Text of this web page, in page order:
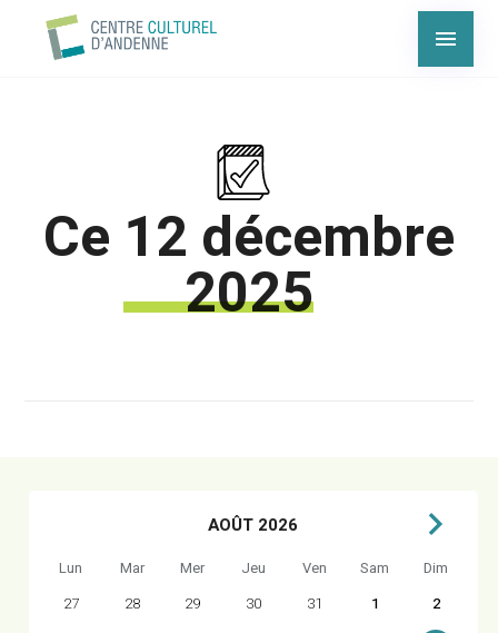
Ce 12 décembre
2025
AOÛT 2026
Lun Mar Mer Jeu Ven Sam
Dim
27
28 29 30 31 1
2